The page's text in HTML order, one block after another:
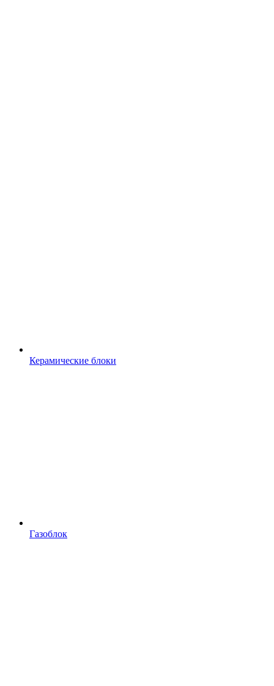
Керамические блоки
Газоблок